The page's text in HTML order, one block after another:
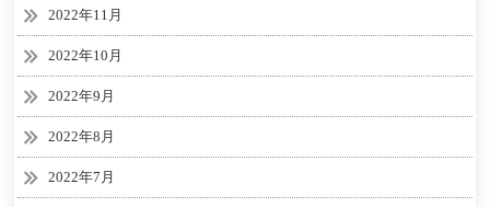
2022年11月
2022年10月
2022年9月
2022年8月
2022年7月